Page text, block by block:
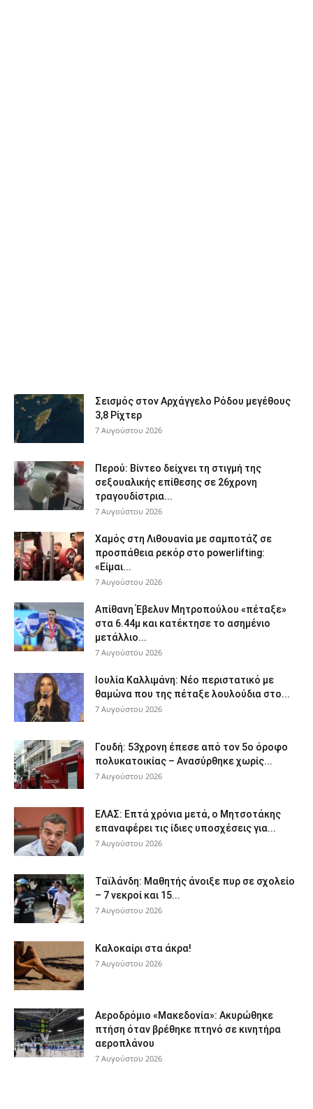
Σεισμός στον Αρχάγγελο Ρόδου μεγέθους
3,8 Ρίχτερ
7 Αυγούστου 2026
Περού: Βίντεο δείχνει τη στιγμή της
σεξουαλικής επίθεσης σε 26χρονη
τραγουδίστρια...
7 Αυγούστου 2026
Χαμός στη Λιθουανία με σαμποτάζ σε
προσπάθεια ρεκόρ στο powerlifting:
«Είμαι...
7 Αυγούστου 2026
Απίθανη Έβελυν Μητροπούλου «πέταξε»
στα 6.44μ και κατέκτησε το ασημένιο
μετάλλιο...
7 Αυγούστου 2026
Ιουλία Καλλιμάνη: Νέο περιστατικό με
θαμώνα που της πέταξε λουλούδια στο...
7 Αυγούστου 2026
Γουδή: 53χρονη έπεσε από τον 5ο όροφο
πολυκατοικίας – Ανασύρθηκε χωρίς...
7 Αυγούστου 2026
ΕΛΑΣ: Επτά χρόνια μετά, ο Μητσοτάκης
επαναφέρει τις ίδιες υποσχέσεις για...
7 Αυγούστου 2026
Ταϊλάνδη: Μαθητής άνοιξε πυρ σε σχολείο
– 7 νεκροί και 15...
7 Αυγούστου 2026
Καλοκαίρι στα άκρα!
7 Αυγούστου 2026
Αεροδρόμιο «Μακεδονία»: Ακυρώθηκε
πτήση όταν βρέθηκε πτηνό σε κινητήρα
αεροπλάνου
7 Αυγούστου 2026